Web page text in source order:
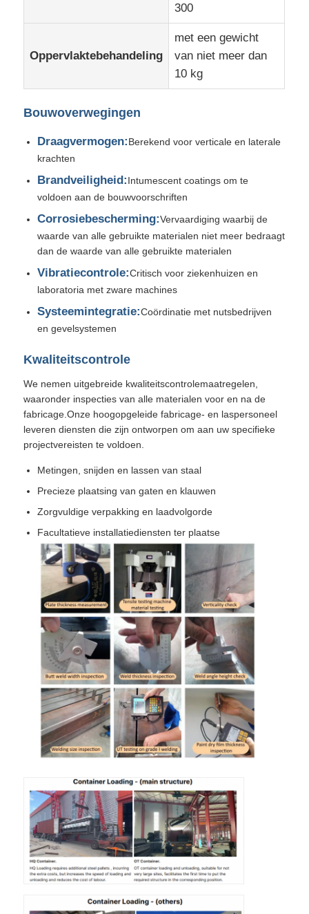
300
Oppervlaktebehandeling
met een gewicht
van niet meer dan
10 kg
Bouwoverwegingen
Draagvermogen:Berekend voor verticale en laterale
krachten
Brandveiligheid:Intumescent coatings om te
voldoen aan de bouwvoorschriften
Corrosiebescherming:Vervaardiging waarbij de
waarde van alle gebruikte materialen niet meer bedraagt
dan de waarde van alle gebruikte materialen
Vibratiecontrole:Critisch voor ziekenhuizen en
laboratoria met zware machines
Systeemintegratie:Coördinatie met nutsbedrijven
en gevelsystemen
Kwaliteitscontrole
We nemen uitgebreide kwaliteitscontrolemaatregelen,
waaronder inspecties van alle materialen voor en na de
fabricage.Onze hoogopgeleide fabricage- en laspersoneel
leveren diensten die zijn ontworpen om aan uw specifieke
projectvereisten te voldoen.
Metingen, snijden en lassen van staal
Precieze plaatsing van gaten en klauwen
Zorgvuldige verpakking en laadvolgorde
Facultatieve installatiediensten ter plaatse